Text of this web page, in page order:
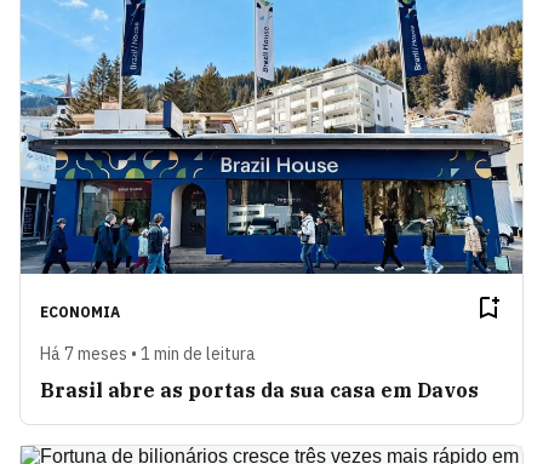
ECONOMIA
Há 7 meses • 1 min de leitura
Brasil abre as portas da sua casa em Davos